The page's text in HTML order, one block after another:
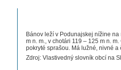
Bánov leží v Podunajskej nížine
m n. m., v chotári 119 – 125 m n.
pokryté sprašou. Má lužné, nivné a
Zdroj: Vlastivedný slovník obcí na